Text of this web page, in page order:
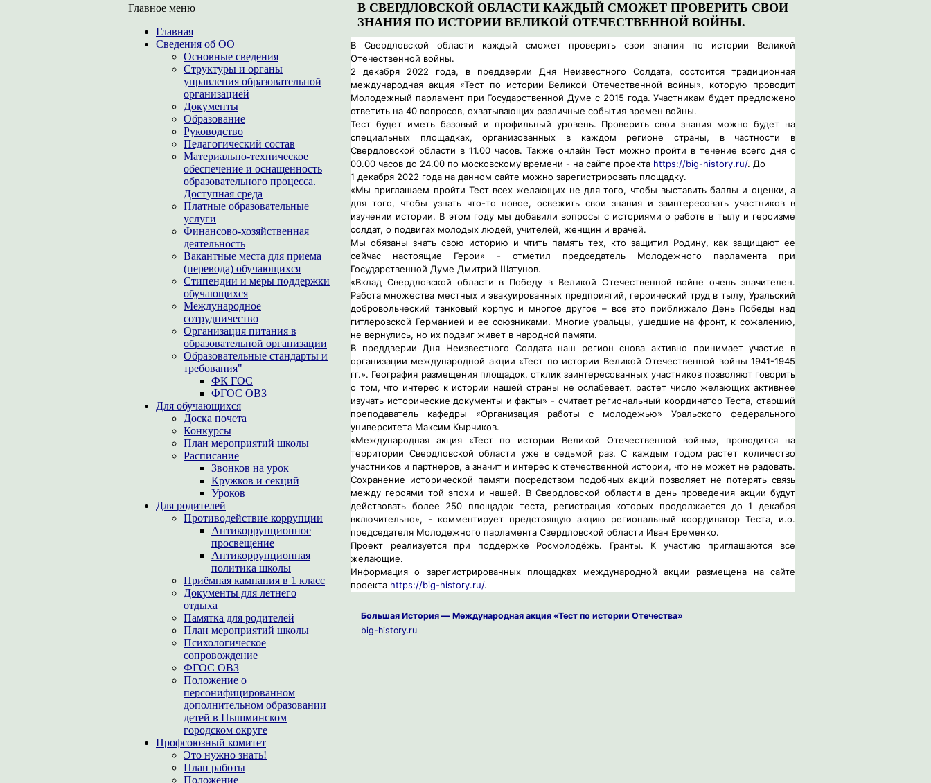
Главное меню
Главная
Сведения об ОО
Основные сведения
Структуры и органы
управления образовательной
организацией
Документы
Образование
Руководство
Педагогический состав
Материально-техническое
обеспечение и оснащенность
образовательного процесса.
Доступная среда
Платные образовательные
услуги
Финансово-хозяйственная
деятельность
Вакантные места для приема
(перевода) обучающихся
Стипендии и меры поддержки
обучающихся
Международное
сотрудничество
Организация питания в
образовательной организации
Образовательные стандарты и
требования"
ФК ГОС
ФГОС ОВЗ
Для обучающихся
Доска почета
Конкурсы
План мероприятий школы
Расписание
Звонков на урок
Кружков и секций
Уроков
Для родителей
Противодействие коррупции
Антикоррупционное
просвещение
Антикоррупционная
политика школы
Приёмная кампания в 1 класс
Документы для летнего
отдыха
Памятка для родителей
План мероприятий школы
Психологическое
сопровождение
ФГОС ОВЗ
Положение о
персонифицированном
дополнительном образовании
детей в Пышминском
городском округе
Профсоюзный комитет
Это нужно знать!
План работы
Положение
В СВЕРДЛОВСКОЙ ОБЛАСТИ КАЖДЫЙ СМОЖЕТ ПРОВЕРИТЬ СВОИ
ЗНАНИЯ ПО ИСТОРИИ ВЕЛИКОЙ ОТЕЧЕСТВЕННОЙ ВОЙНЫ.
В Свердловской области каждый сможет проверить свои знания по истории Великой
Отечественной войны.
2 декабря 2022 года, в преддверии Дня Неизвестного Солдата, состоится традиционная
международная акция «Тест по истории Великой Отечественной войны», которую проводит
Молодежный парламент при Государственной Думе с 2015 года. Участникам будет предложено
ответить на 40 вопросов, охватывающих различные события времен войны.
Тест будет иметь базовый и профильный уровень. Проверить свои знания можно будет на
специальных площадках, организованных в каждом регионе страны, в частности в
Свердловской области в 11.00 часов. Также онлайн Тест можно пройти в течение всего дня с
00.00 часов до 24.00 по московскому времени - на сайте проекта https://big-history.ru/. До
1 декабря 2022 года на данном сайте можно зарегистрировать площадку.
«Мы приглашаем пройти Тест всех желающих не для того, чтобы выставить баллы и оценки, а
для того, чтобы узнать что-то новое, освежить свои знания и заинтересовать участников в
изучении истории. В этом году мы добавили вопросы с историями о работе в тылу и героизме
солдат, о подвигах молодых людей, учителей, женщин и врачей.
Мы обязаны знать свою историю и чтить память тех, кто защитил Родину, как защищают ее
сейчас настоящие Герои» - отметил председатель Молодежного парламента при
Государственной Думе Дмитрий Шатунов.
«Вклад Свердловской области в Победу в Великой Отечественной войне очень значителен.
Работа множества местных и эвакуированных предприятий, героический труд в тылу, Уральский
добровольческий танковый корпус и многое другое – все это приближало День Победы над
гитлеровской Германией и ее союзниками. Многие уральцы, ушедшие на фронт, к сожалению,
не вернулись, но их подвиг живет в народной памяти.
В преддверии Дня Неизвестного Солдата наш регион снова активно принимает участие в
организации международной акции «Тест по истории Великой Отечественной войны 1941-1945
гг.». География размещения площадок, отклик заинтересованных участников позволяют говорить
о том, что интерес к истории нашей страны не ослабевает, растет число желающих активнее
изучать исторические документы и факты» - считает региональный координатор Теста, старший
преподаватель кафедры «Организация работы с молодежью» Уральского федерального
университета Максим Кырчиков.
«Международная акция «Тест по истории Великой Отечественной войны», проводится на
территории Свердловской области уже в седьмой раз. С каждым годом растет количество
участников и партнеров, а значит и интерес к отечественной истории, что не может не радовать.
Сохранение исторической памяти посредством подобных акций позволяет не потерять связь
между героями той эпохи и нашей. В Свердловской области в день проведения акции будут
действовать более 250 площадок теста, регистрация которых продолжается до 1 декабря
включительно», - комментирует предстоящую акцию региональный координатор Теста, и.о.
председателя Молодежного парламента Свердловской области Иван Еременко.
Проект реализуется при поддержке Росмолодёжь. Гранты. К участию приглашаются все
желающие.
Информация о зарегистрированных площадках международной акции размещена на сайте
проекта https://big-history.ru/.
Большая История — Международная акция «Тест по истории Отечества»
big-history.ru